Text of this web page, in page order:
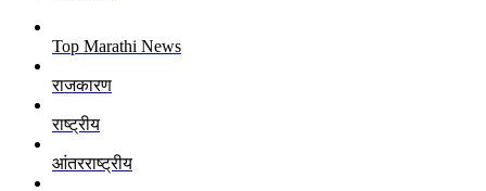
Top Marathi News
राजकारण
राष्ट्रीय
आंतरराष्ट्रीय